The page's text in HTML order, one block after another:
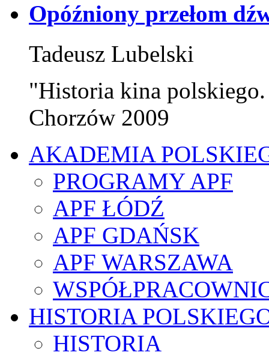
Opóźniony przełom
Tadeusz Lubelski
"Historia kina
Chorzów 2009
AKADEMIA
PROGRAMY APF
APF ŁÓDŹ
APF GDAŃSK
APF WARSZAWA
HISTORIA
HISTORIA